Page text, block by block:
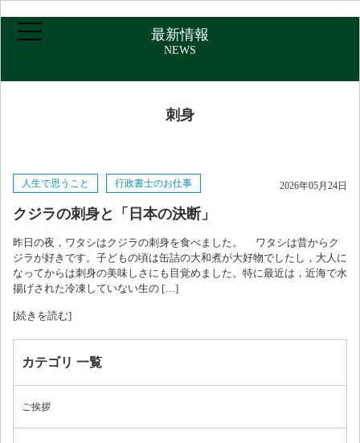
取扱業務
お問い合わせ
最新情報
NEWS
刺身
人生で思うこと 行政書士のお仕事 2026年05月24日
クジラの刺身と「日本の決断」
昨日の夜，ワタシはクジラの刺身を食べました。 ワタシは昔からク
ジラが好きです。子どもの頃は缶詰の大和煮が大好物でしたし，大人に
なってからは刺身の美味しさにも目覚めました。特に最近は，近海で水
揚げされた冷凍していない生の […]
[続きを読む]
カテゴリ 一覧
ご挨拶